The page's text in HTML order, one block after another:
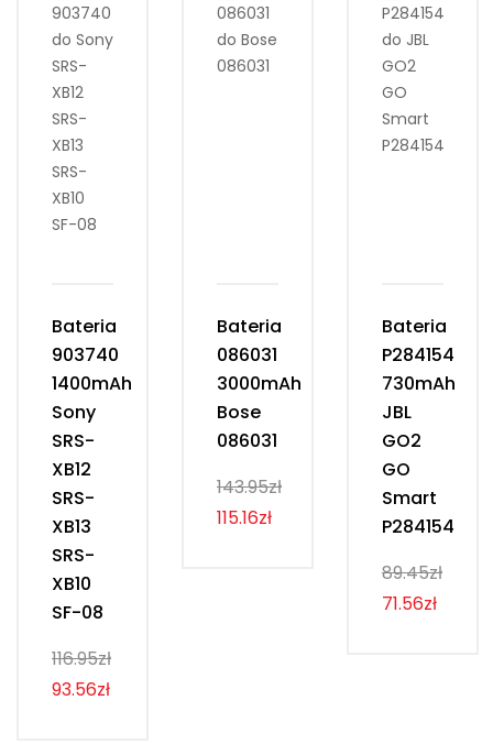
Bateria
903740
1400mAh
Sony
SRS-
XB12
SRS-
XB13
SRS-
XB10
SF-08
116.95zł
93.56zł
Bateria
086031
3000mAh
Bose
086031
143.95zł
115.16zł
Bateria
P284154
730mAh
JBL
GO2
GO
Smart
P284154
89.45zł
71.56zł